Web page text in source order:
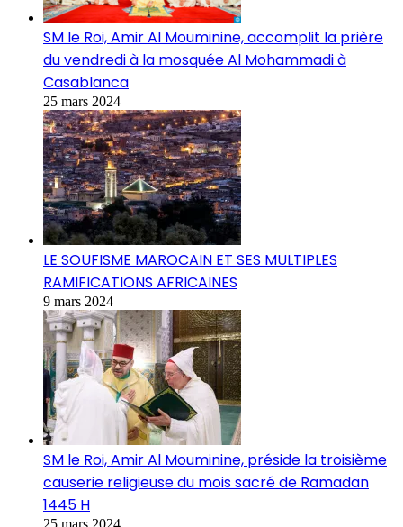
SM le Roi, Amir Al Mouminine, accomplit la prière
du vendredi à la mosquée Al Mohammadi à
Casablanca
25 mars 2024
LE SOUFISME MAROCAIN ET SES MULTIPLES
RAMIFICATIONS AFRICAINES
9 mars 2024
SM le Roi, Amir Al Mouminine, préside la troisième
causerie religieuse du mois sacré de Ramadan
1445 H
25 mars 2024